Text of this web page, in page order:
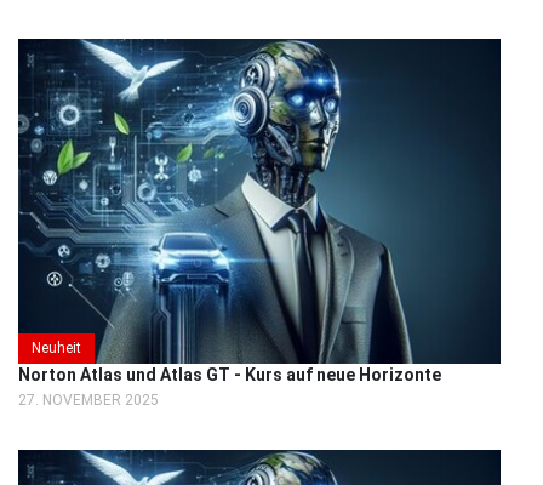
Neuheit
Norton Atlas und Atlas GT - Kurs auf neue Horizonte
27. NOVEMBER 2025